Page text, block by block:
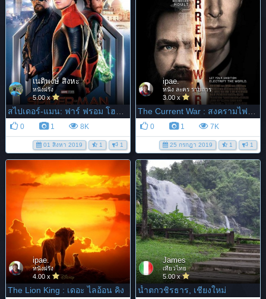
เนติพงษ์ สิงหะ
หนังฝรั่ง
5.00 x
0 1 8K
01 สิงหา 2019 1 1
ipae.
หนัง ละคร รายการ
3.00 x
0 1 7K
25 กรกฎา 2019 1 1
ipae.
หนังฝรั่ง
4.00 x
The Lion King : เดอะ ไลอ้อน คิง
James
เที่ยวไทย
5.00 x
น้ำตกวชิรธาร, เชียงใหม่